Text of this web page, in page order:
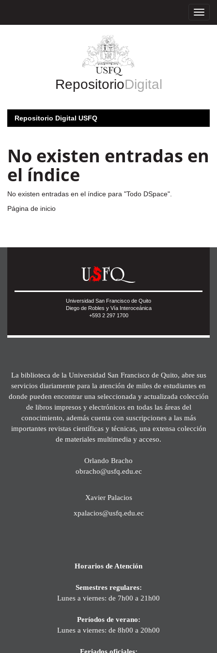
RepositorioDigital
Repositorio Digital USFQ
No existen entradas en
el índice
No existen entradas en el índice para "Todo DSpace".
Página de inicio
Universidad San Francisco de Quito
Diego de Robles y Vía Interoceánica
+593 2 297 1700
La biblioteca de la Universidad San Francisco de Quito, abre sus
servicios diariamente para la atención de miles de estudiantes en
donde pueden encontrar una seleccionada y actualizada colección
de libros impresos y electrónicos en todas las áreas del
conocimiento, además cuenta con suscripciones a las más
importantes revistas científicas y técnicas, una extensa colección
de materiales multimedia y acceso.
Orlando Bracho
obracho@usfq.edu.ec
Xavier Palacios
xpalacios@usfq.edu.ec
Horarios de Atención
Semestres regulares:
Lunes a viernes: de 7h00 a 21h00
Períodos de verano:
Lunes a viernes: de 8h00 a 20h00
Feriados oficiales: